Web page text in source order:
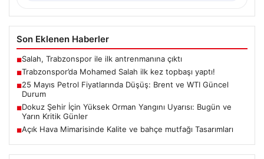
Son Eklenen Haberler
■Salah, Trabzonspor ile ilk antrenmanına çıktı
■Trabzonspor’da Mohamed Salah ilk kez topbaşı yaptı!
■25 Mayıs Petrol Fiyatlarında Düşüş: Brent ve WTI Güncel
Durum
■Dokuz Şehir İçin Yüksek Orman Yangını Uyarısı: Bugün ve
Yarın Kritik Günler
■Açık Hava Mimarisinde Kalite ve bahçe mutfağı Tasarımları